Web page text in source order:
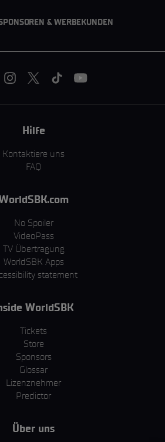
& WERBEKUNDEN
Hilfe
Kontaktiere uns
FAQ
No Spoiler
VideoPass
TV Übertragung
WorldSBK Apps
statement
WorldSBK
Tickets
Store
Sponsors
Glossar
Lizenznehmer
Predictor
Über uns